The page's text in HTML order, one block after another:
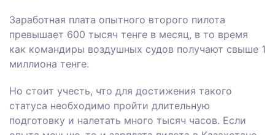
Заработная плата опытного второго пилота
превышает 600 тысяч тенге в месяц, в то время
как командиры воздушных судов получают свыше 1
миллиона тенге.
Но стоит учесть, что для достижения такого
статуса необходимо пройти длительную
подготовку и налетать много тысяч часов. Если